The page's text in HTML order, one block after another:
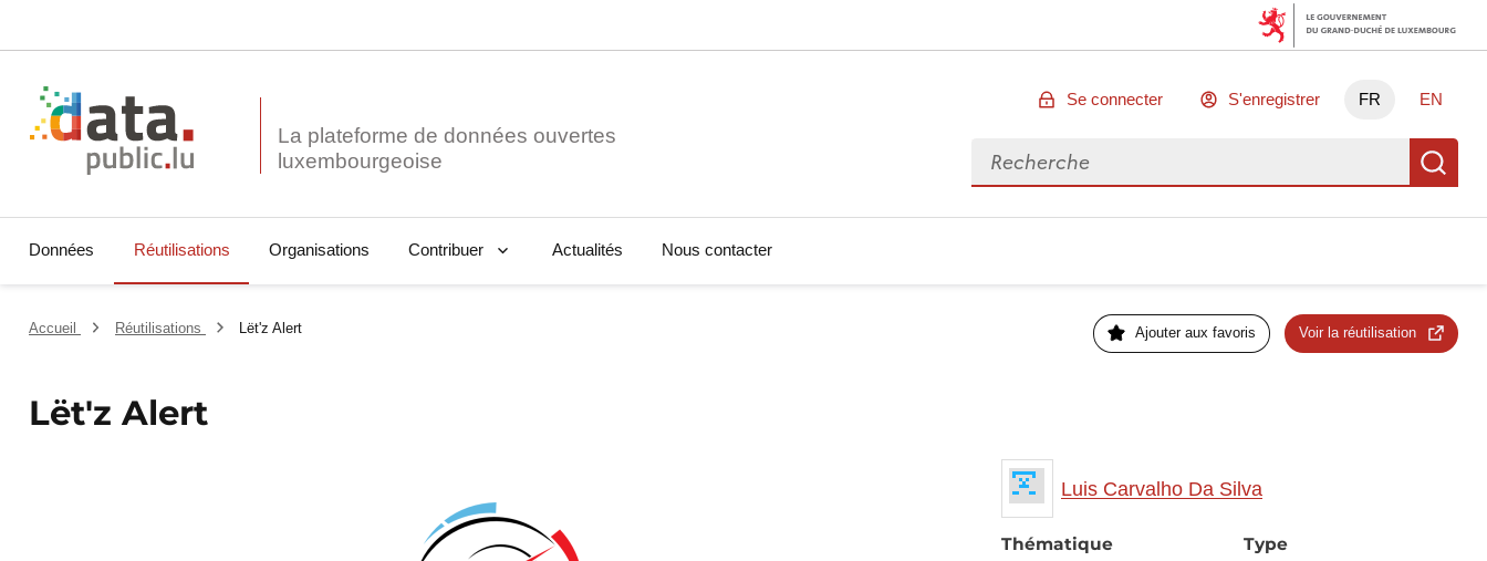
La plateforme de données ouvertes
Se connecter S'enregistrer FR EN
Rechercher des données
Données Réutilisations Organisations Contribuer Actualités Nous contacter
Accueil Réutilisations Lët'z Alert Ajouter aux favoris Voir la réutilisation
Lët'z Alert
Luis Carvalho Da Silva
Thématique Type